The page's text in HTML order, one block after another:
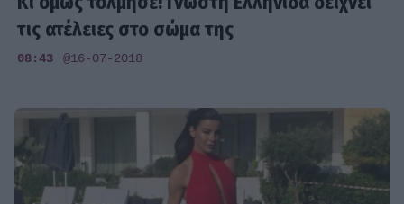
τις ατέλειες στο σώμα της
08:43 @16-07-2018